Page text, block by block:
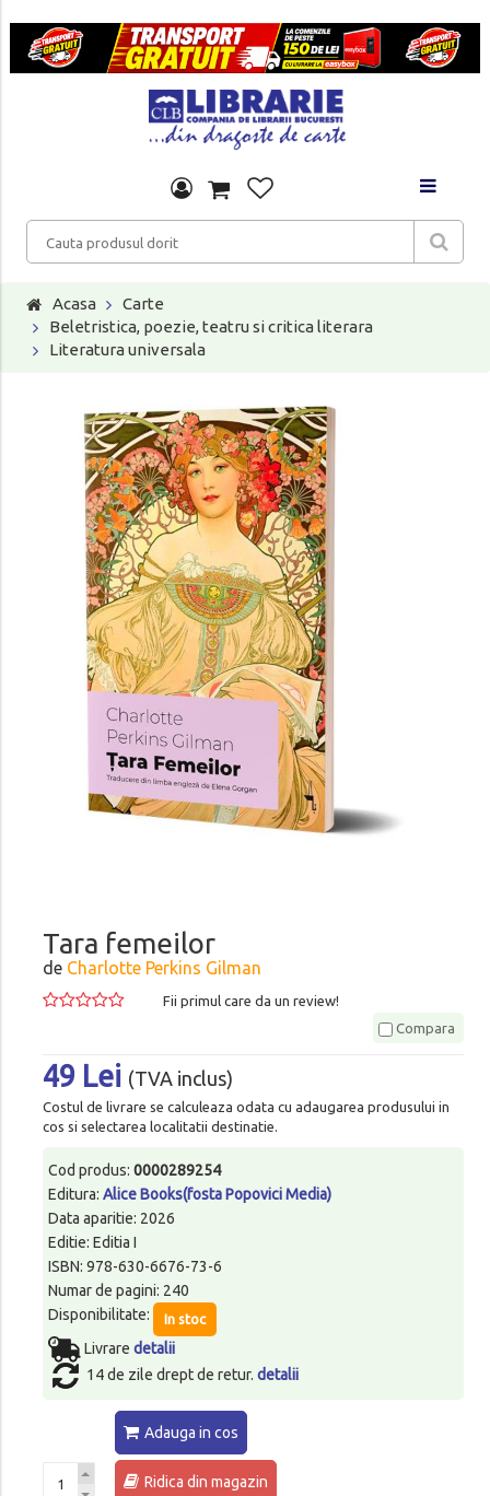
Acasa
Carte
Beletristica, poezie, teatru si critica literara
Literatura universala
Tara femeilor
de Charlotte Perkins Gilman
Fii primul care da un review!
Compara
49 Lei (TVA inclus)
Costul de livrare se calculeaza odata cu adaugarea produsului in
cos si selectarea localitatii destinatie.
Cod produs: 0000289254
Editura: Alice Books(fosta Popovici Media)
Data aparitie: 2026
Editie: Editia I
ISBN: 978-630-6676-73-6
Numar de pagini: 240
Disponibilitate:
In stoc
Livrare detalii
14 de zile drept de retur. detalii
Adauga in cos
Ridica din magazin